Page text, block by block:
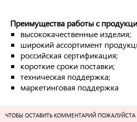
Преимущества работы с
высококачественные изделия;
широкий ассортимент
российская сертификация;
короткие сроки поставки;
техническая поддержка;
маркетинговая поддержка
ЧТОБЫ ОСТАВИТЬ КОММЕНТАРИЙ ПОЖАЛУЙСТА